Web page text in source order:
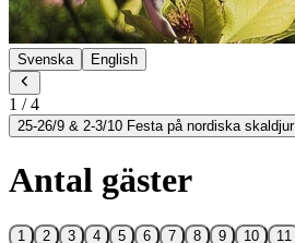
Svenska English
1 /4
25-26/9 & 2-3/10 Festa på nordiska skaldjur
Antal gäster
1 2 3 4 5 6 7 8 9 10 11